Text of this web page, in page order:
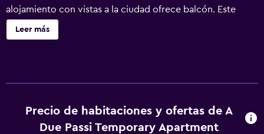
alojamiento con vistas a la ciudad ofrece balcón. Este
apartamento con aire acondicionado consta de 2
dormitorios, una sala de estar, una cocina totalmente
Nicolás está a 46 km. El aeropuerto (Aeropuerto
Bari/Palese) está a 38 km.
Leer más
Precio de habitaciones y ofertas de A
Due Passi Temporary Apartment